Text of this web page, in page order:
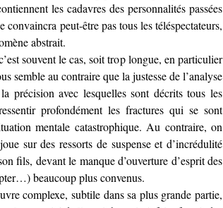
les cadavres des personnalités passées
peut-être pas tous les téléspectateurs,
abstrait.
souvent le cas, soit trop longue, en particulier
semble au contraire que la justesse de l’analyse
précision avec lesquelles sont décrits tous les
profondément les fractures qui se sont
mentale catastrophique. Au contraire, on
sur des ressorts de suspense et d’incrédulité
fils, devant le manque d’ouverture d’esprit des
beaucoup plus convenus.
complexe, subtile dans sa plus grande partie,